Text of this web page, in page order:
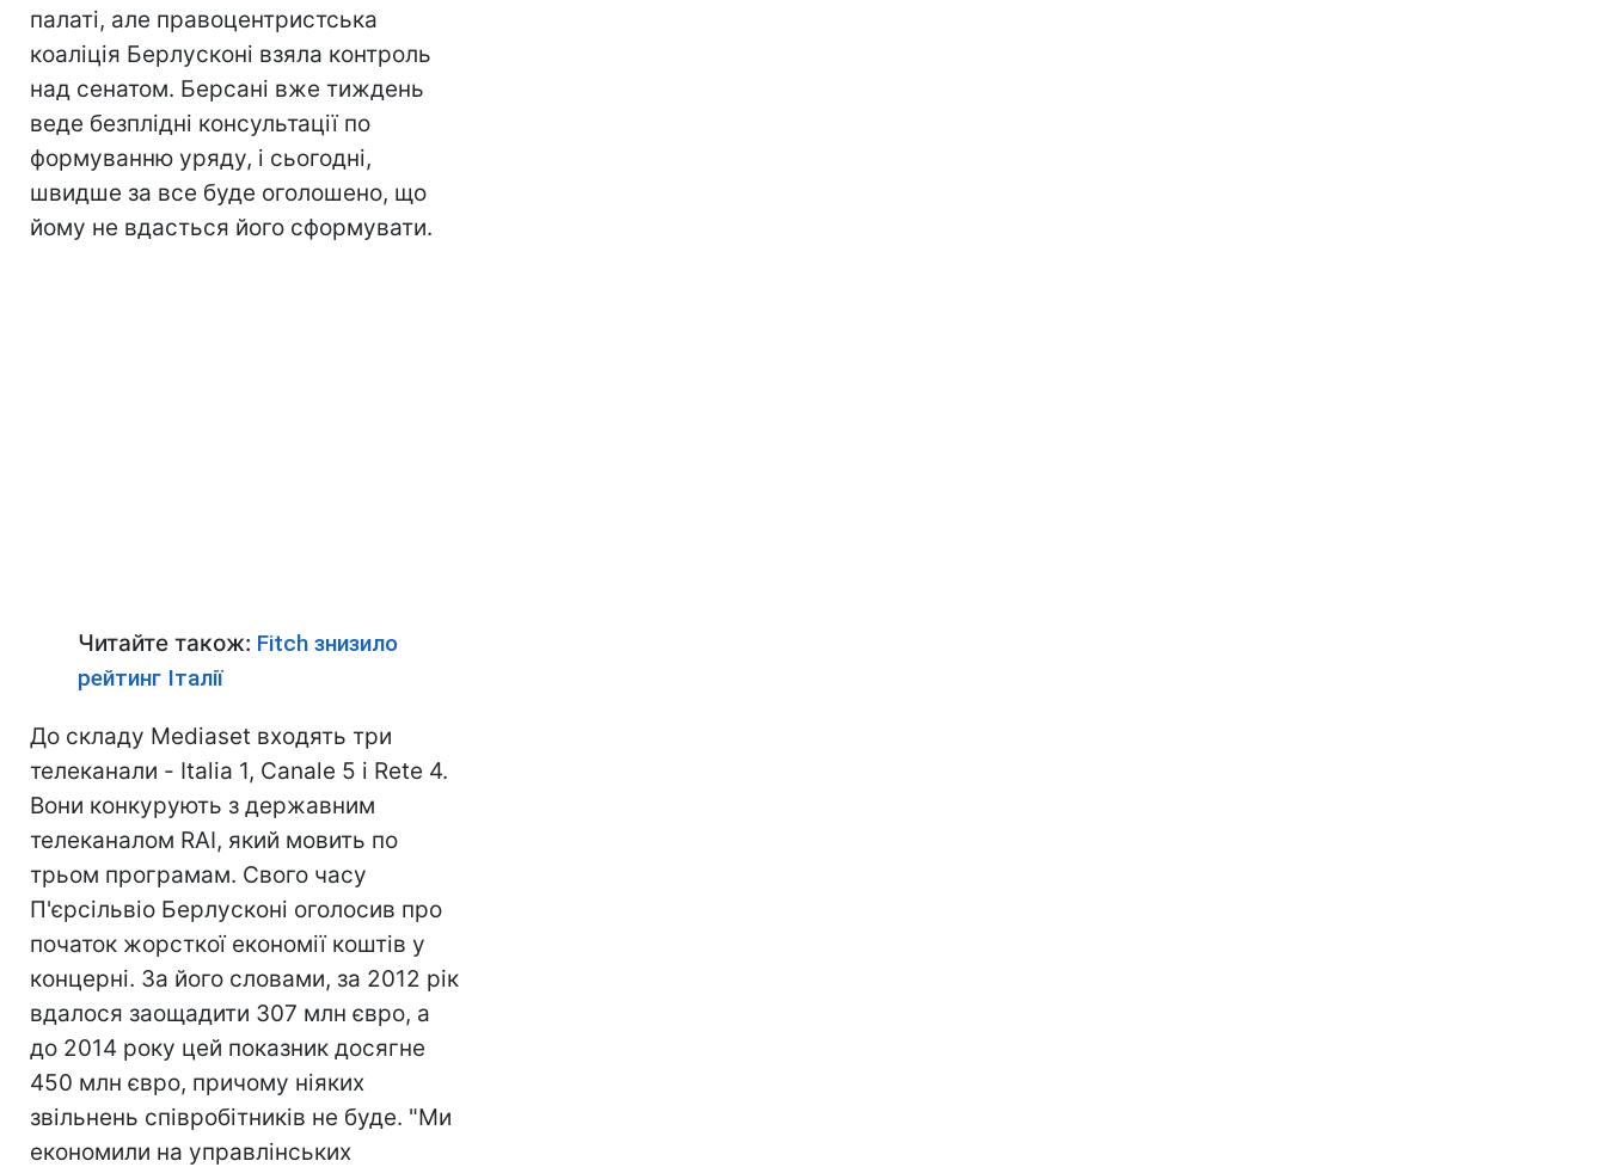
палаті, але правоцентристська
коаліція Берлусконі взяла контроль
над сенатом. Берсані вже тиждень
веде безплідні консультації по
формуванню уряду, і сьогодні,
швидше за все буде оголошено, що
йому не вдасться його сформувати.
Читайте також: Fitch знизило
рейтинг Італії
До складу Mediaset входять три
телеканали - Italia 1, Canale 5 і Rete 4.
Вони конкурують з державним
телеканалом RAI, який мовить по
трьом програмам. Свого часу
П'єрсільвіо Берлусконі оголосив про
початок жорсткої економії коштів у
концерні. За його словами, за 2012 рік
вдалося заощадити 307 млн євро, а
до 2014 року цей показник досягне
450 млн євро, причому ніяких
звільнень співробітників не буде. "Ми
економили на управлінських